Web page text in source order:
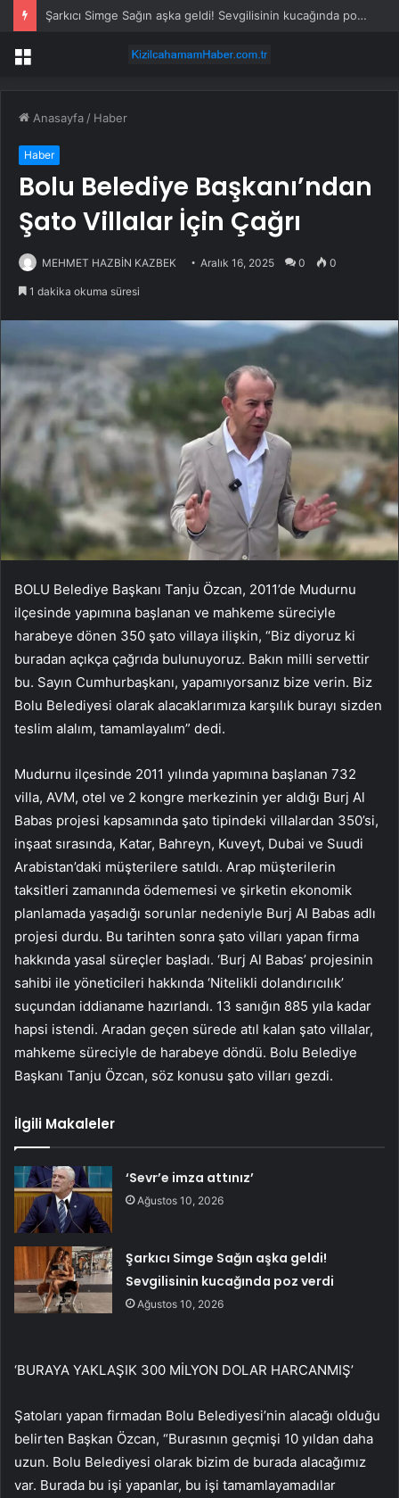
Şarkıcı Simge Sağın aşka geldi! Sevgilisinin kucağında poz verdi
Menü
Anasayfa / Haber
Haber
Bolu Belediye Başkanı’ndan
Şato Villalar İçin Çağrı
MEHMET HAZBİN KAZBEK Aralık 16, 2025 0 0
1 dakika okuma süresi
BOLU Belediye Başkanı Tanju Özcan, 2011’de Mudurnu
ilçesinde yapımına başlanan ve mahkeme süreciyle
harabeye dönen 350 şato villaya ilişkin, “Biz diyoruz ki
buradan açıkça çağrıda bulunuyoruz. Bakın milli servettir
bu. Sayın Cumhurbaşkanı, yapamıyorsanız bize verin. Biz
Bolu Belediyesi olarak alacaklarımıza karşılık burayı sizden
teslim alalım, tamamlayalım” dedi.
Mudurnu ilçesinde 2011 yılında yapımına başlanan 732
villa, AVM, otel ve 2 kongre merkezinin yer aldığı Burj Al
Babas projesi kapsamında şato tipindeki villalardan 350’si,
inşaat sırasında, Katar, Bahreyn, Kuveyt, Dubai ve Suudi
Arabistan’daki müşterilere satıldı. Arap müşterilerin
taksitleri zamanında ödememesi ve şirketin ekonomik
planlamada yaşadığı sorunlar nedeniyle Burj Al Babas adlı
projesi durdu. Bu tarihten sonra şato vilları yapan firma
hakkında yasal süreçler başladı. ‘Burj Al Babas’ projesinin
sahibi ile yöneticileri hakkında ‘Nitelikli dolandırıcılık’
suçundan iddianame hazırlandı. 13 sanığın 885 yıla kadar
hapsi istendi. Aradan geçen sürede atıl kalan şato villalar,
mahkeme süreciyle de harabeye döndü. Bolu Belediye
Başkanı Tanju Özcan, söz konusu şato vilları gezdi.
İlgili Makaleler
‘Sevr’e imza attınız’
Ağustos 10, 2026
Şarkıcı Simge Sağın aşka geldi!
Sevgilisinin kucağında poz verdi
Ağustos 10, 2026
‘BURAYA YAKLAŞIK 300 MİLYON DOLAR HARCANMIŞ’
Şatoları yapan firmadan Bolu Belediyesi’nin alacağı olduğu
belirten Başkan Özcan, “Burasının geçmişi 10 yıldan daha
uzun. Bolu Belediyesi olarak bizim de burada alacağımız
var. Burada bu işi yapanlar, bu işi tamamlayamadılar